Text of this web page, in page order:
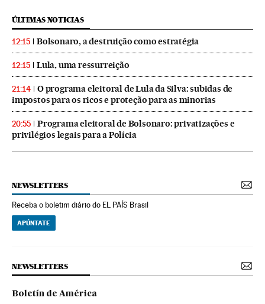
ÚLTIMAS NOTICIAS
12:15 Bolsonaro, a destruição como estratégia
12:15 Lula, uma ressurreição
21:14
O programa eleitoral de Lula da Silva: subidas de
impostos para os ricos e proteção para as minorias
20:55
Programa eleitoral de Bolsonaro: privatizações e
privilégios legais para a Polícia
NEWSLETTERS
Receba o boletim diário do EL PAÍS Brasil
APÚNTATE
NEWSLETTERS
Boletín de América